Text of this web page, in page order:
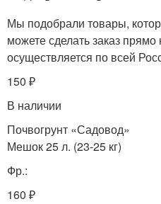
Мы подобрали товары,
можете сделать заказ прямо
осуществляется по всей
150 ₽
В наличии
Почвогрунт «Садовод»
Мешок 25 л. (23-25 кг)
Фр.:
160 ₽